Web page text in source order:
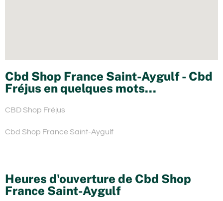
Cbd Shop France Saint-Aygulf - Cbd
Fréjus en quelques mots...
CBD Shop Fréjus
Cbd Shop France Saint-Aygulf
Heures d'ouverture de Cbd Shop
France Saint-Aygulf